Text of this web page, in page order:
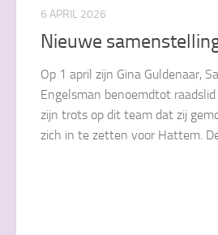
6 APRIL 2026
Nieuwe
Op 1 april zijn Gina Guldenaar,
Engelsman benoemdtot
zijn trots op dit team dat zij
zich in te zetten voor Hattem.